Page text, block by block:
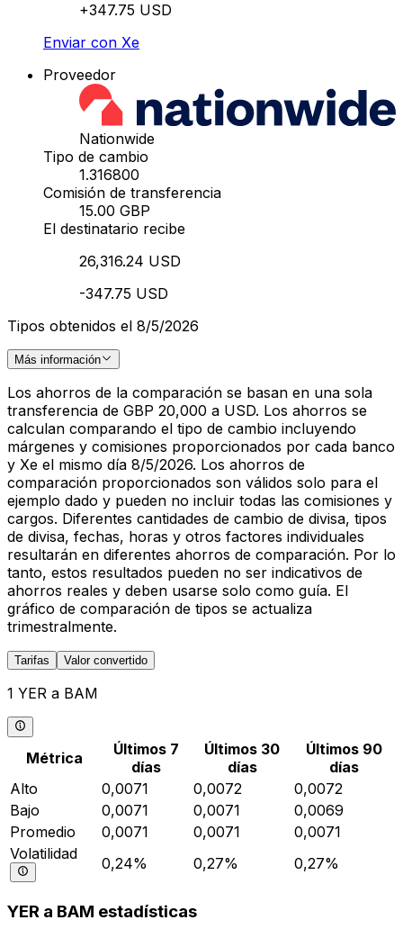
+347.75 USD
Enviar con Xe
Proveedor
Nationwide
Tipo de cambio
1.316800
Comisión de transferencia
15.00 GBP
El destinatario recibe
26,316.24 USD
-347.75 USD
Tipos obtenidos el 8/5/2026
Más información
Los ahorros de la comparación se basan en una sola
transferencia de GBP 20,000 a USD. Los ahorros se
calculan comparando el tipo de cambio incluyendo
márgenes y comisiones proporcionados por cada banco
y Xe el mismo día 8/5/2026. Los ahorros de
comparación proporcionados son válidos solo para el
ejemplo dado y pueden no incluir todas las comisiones y
cargos. Diferentes cantidades de cambio de divisa, tipos
de divisa, fechas, horas y otros factores individuales
resultarán en diferentes ahorros de comparación. Por lo
tanto, estos resultados pueden no ser indicativos de
ahorros reales y deben usarse solo como guía. El
gráfico de comparación de tipos se actualiza
trimestralmente.
Tarifas Valor convertido
1 YER a BAM
Métrica
Últimos 7
días
Últimos 30
días
Últimos 90
días
Alto
0,0071 0,0072
0,0072
Bajo
0,0071 0,0071
0,0069
Promedio
0,0071 0,0071
0,0071
Volatilidad
0,24% 0,27% 0,27%
YER a BAM estadísticas